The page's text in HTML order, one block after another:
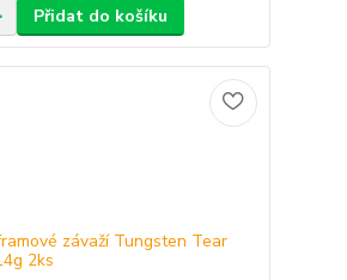
Přidat do košíku